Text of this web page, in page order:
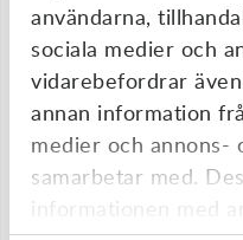
användarna,
sociala medier och
vidarebefordrar
annan information
medier och annons-
samarbetar med.
informationen med